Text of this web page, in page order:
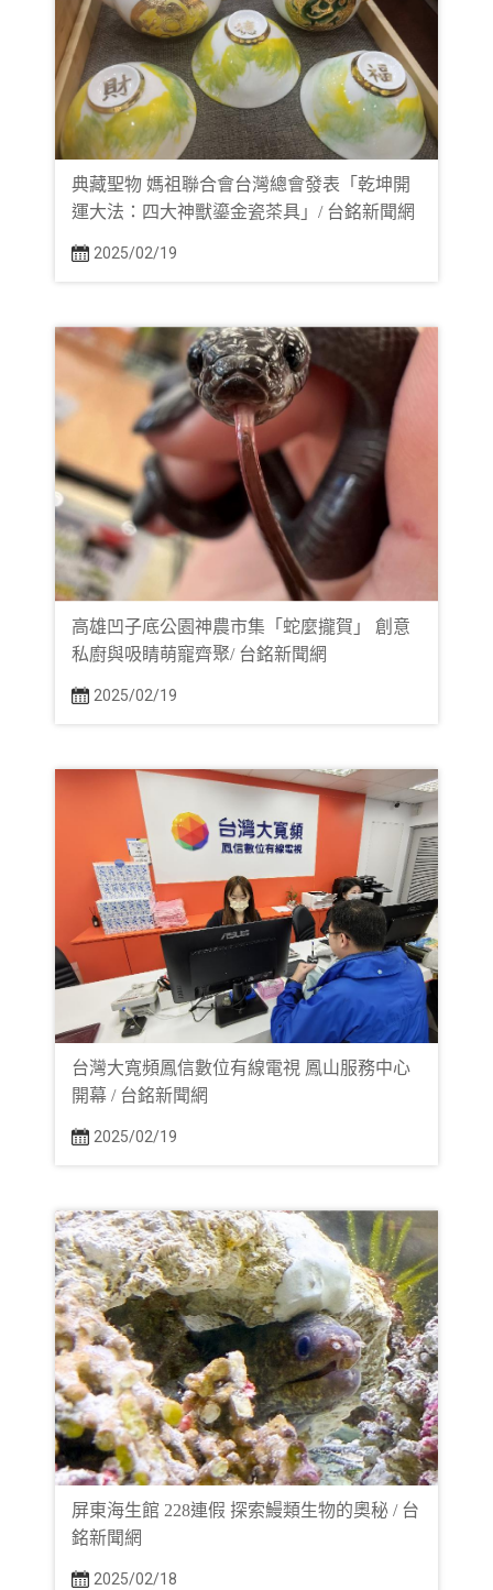
典藏聖物 媽祖聯合會台灣總會發表「乾坤開
運大法：四大神獸鎏金瓷茶具」/ 台銘新聞網
2025/02/19
高雄凹子底公園神農市集「蛇麼攏賀」 創意
私廚與吸睛萌寵齊聚/ 台銘新聞網
2025/02/19
台灣大寬頻鳳信數位有線電視 鳳山服務中心
開幕 / 台銘新聞網
2025/02/19
屏東海生館 228連假 探索鰻類生物的奧秘 / 台
銘新聞網
2025/02/18